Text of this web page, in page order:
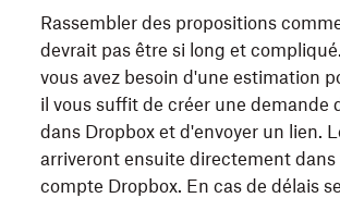
Rassembler des propositions
devrait pas être si long et
vous avez besoin d'une estimation
il vous suffit de créer une demande
dans Dropbox et d'envoyer un lien.
arriveront ensuite directement dans
compte Dropbox. En cas de délais